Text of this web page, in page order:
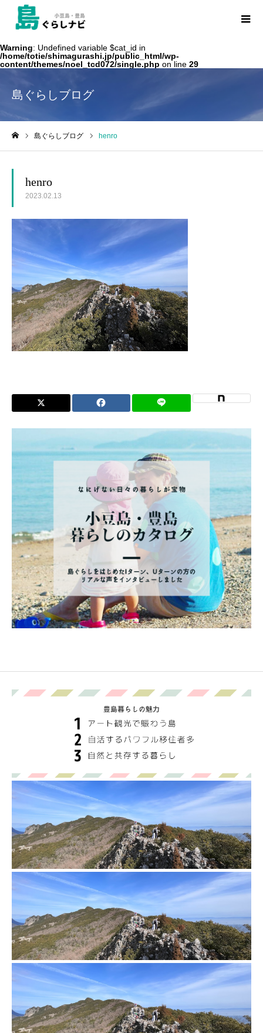
Warning: Undefined variable $cat_id in
/home/totie/shimagurashi.jp/public_html/wp-
content/themes/noel_tcd072/single.php on line 29
島ぐらしブログ
島ぐらしブログ henro
henro
2023.02.13